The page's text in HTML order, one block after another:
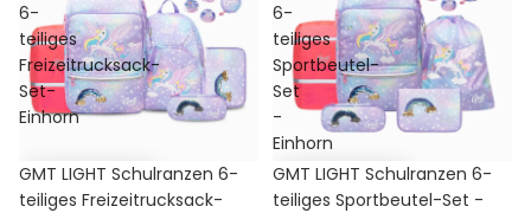
6-
teiliges
Freizeitrucksack-
Set-
Einhorn
Sale
GMT LIGHT Schulranzen 6-
teiliges Freizeitrucksack-
6-
teiliges
Sportbeutel-
Set
-
Einhorn
Sale
GMT LIGHT Schulranzen 6-
teiliges Sportbeutel-Set -